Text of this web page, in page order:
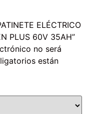
ELÉCTRICO
PLUS 60V 35AH”
no será
están